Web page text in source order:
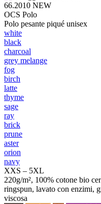
66.2010 NEW
OCS Polo
Polo pesante piqué unisex
white
black
charcoal
grey melange
fog
birch
latte
thyme
sage
ray
brick
prune
aster
orion
navy
XXS – 5XL
220g/m², 100% cotone bio
ringspun, lavato con enzimi,
viscosa